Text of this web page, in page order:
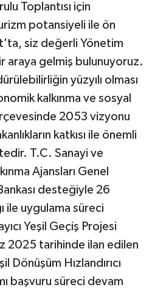
Toplantısı için
potansiyeli ile ön
siz değerli Yönetim
araya gelmiş bulunuyoruz.
yüzyılı olması
kalkınma ve sosyal
2053 vizyonu
katkısı ile önemli
T.C. Sanayi ve
Ajansları Genel
desteğiyle 26
ile uygulama süreci
Yeşil Geçiş Projesi
2025 tarihinde ilan edilen
Dönüşüm Hızlandırıcı
başvuru süreci devam